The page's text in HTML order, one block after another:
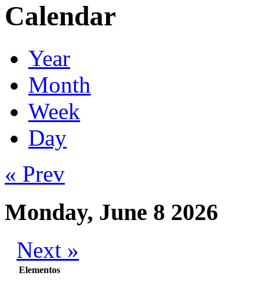
Calendar
Year
Month
Week
Day
« Prev
Monday, June 8 2026
Next »
Elementos